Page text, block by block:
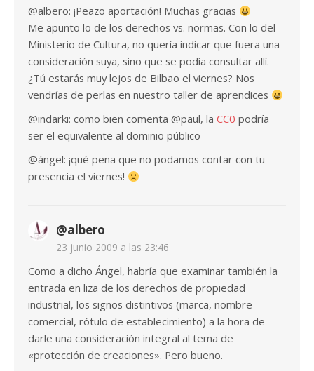
@albero: ¡Peazo aportación! Muchas gracias
Me apunto lo de los derechos vs. normas. Con lo del
Ministerio de Cultura, no quería indicar que fuera una
consideración suya, sino que se podía consultar allí.
¿Tú estarás muy lejos de Bilbao el viernes? Nos
vendrías de perlas en nuestro taller de aprendices
@indarki: como bien comenta @paul, la CC0 podría
ser el equivalente al dominio público
@ángel: ¡qué pena que no podamos contar con tu
presencia el viernes!
@albero
23 junio 2009 a las 23:46
Como a dicho Ángel, habría que examinar también la
entrada en liza de los derechos de propiedad
industrial, los signos distintivos (marca, nombre
comercial, rótulo de establecimiento) a la hora de
darle una consideración integral al tema de
«protección de creaciones». Pero bueno.